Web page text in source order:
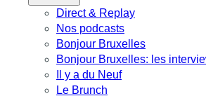
Direct & Replay
Nos podcasts
Bonjour Bruxelles
Bonjour Bruxelles: les
Il y a du Neuf
Le Brunch